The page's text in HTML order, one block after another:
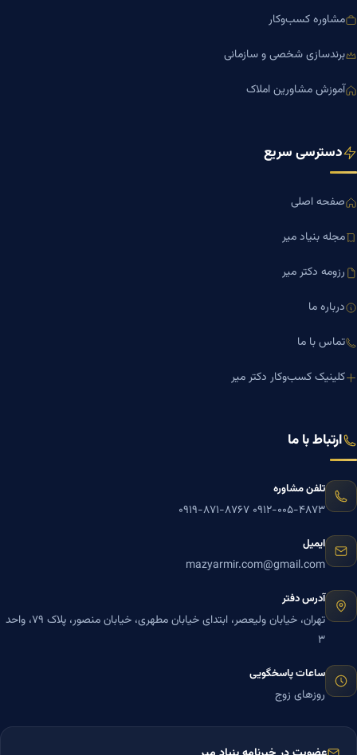
مشاوره کسب‌وکار
برندسازی شخصی و سازمانی
آموزش مشاورین املاک
دسترسی سریع
صفحه اصلی
مجله بنیاد میر
رزومه دکتر میر
درباره ما
تماس با ما
کلینیک کسب‌وکار دکتر میر
ارتباط با ما
تلفن مشاوره
۰۹۱۲-۰۰۵-۴۸۷۳ ۰۹۱۹-۸۷۱-۸۷۶۷
ایمیل
mazyarmir.com@gmail.com
آدرس دفتر
تهران، خیابان ولیعصر، ابتدای خیابان مطهری، خیابان منصور، پلاک ۷۹، واحد
۳
ساعات پاسخگویی
روزهای زوج